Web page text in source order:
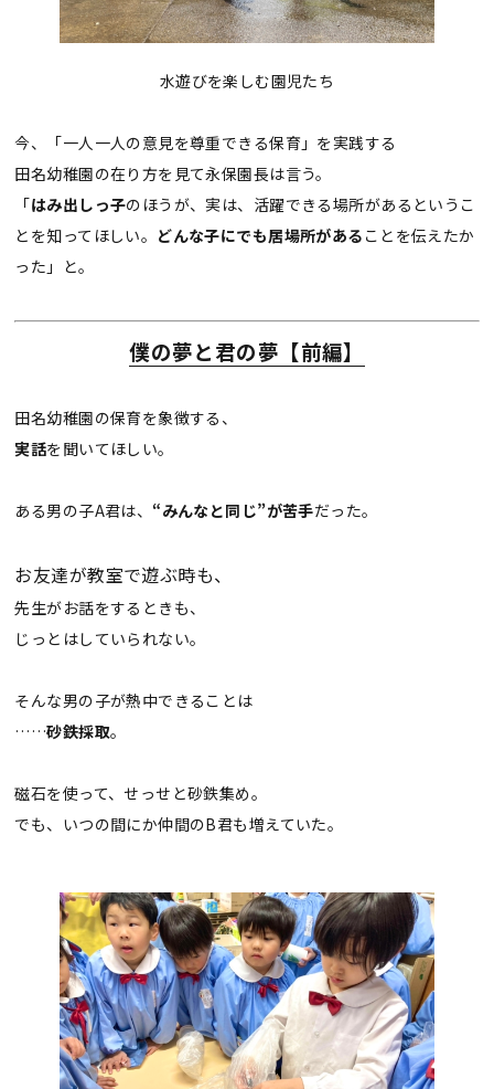
水遊びを楽しむ園児たち
今、「一人一人の意見を尊重できる保育」を実践する
田名幼稚園の在り方を見て永保園長は言う。
「はみ出しっ子のほうが、実は、活躍できる場所があるというこ
とを知ってほしい。 どんな子にでも居場所がある ことを伝えたか
った」と。
僕の夢と君の夢【前編】
田名幼稚園の保育を象徴する、
実話を聞いてほしい。
ある男の子A君は、 “みんなと同じ”が苦手だった。
お友達が教室で遊ぶ時も、
先生がお話をするときも、
じっとはしていられない。
そんな男の子が熱中できることは
……砂鉄採取。
磁石を使って、せっせと砂鉄集め。
でも、いつの間にか仲間のB君も増えていた。